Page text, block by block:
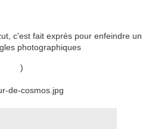
c'est fait exprés pour enfeindre un
photographiques
)